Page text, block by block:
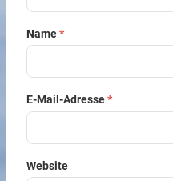
Name*
E-Mail-Adresse*
Website